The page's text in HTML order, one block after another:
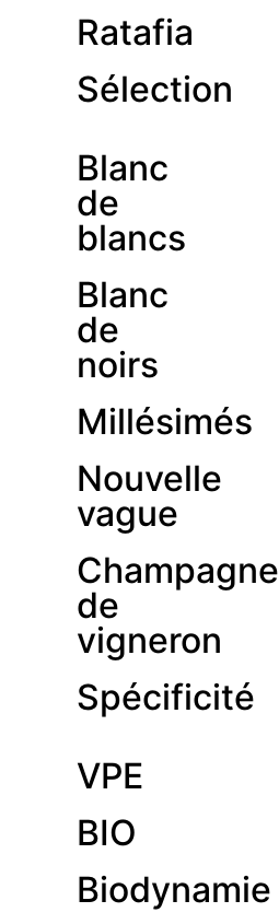
Ratafia
Sélection
Blanc
de
blancs
Blanc
de
noirs
Millésimés
Nouvelle
vague
Champagne
de
vigneron
Spécificité
VPE
BIO
Biodynamie